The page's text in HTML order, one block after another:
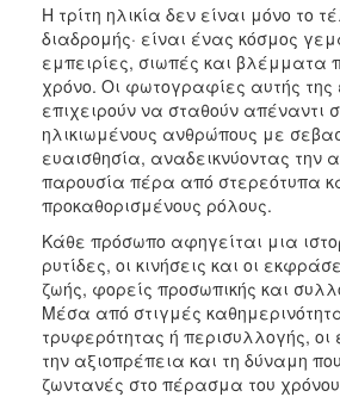
Η τρίτη ηλικία δεν είναι μόνο το
διαδρομής· είναι ένας κόσμος
εμπειρίες, σιωπές και βλέμματα
χρόνο. Οι φωτογραφίες αυτής της
επιχειρούν να σταθούν απέναντι
ηλικιωμένους ανθρώπους με
ευαισθησία, αναδεικνύοντας την
παρουσία πέρα από στερεότυπα
προκαθορισμένους ρόλους.
Κάθε πρόσωπο αφηγείται μια
ρυτίδες, οι κινήσεις και οι
ζωής, φορείς προσωπικής και
Μέσα από στιγμές
τρυφερότητας ή περισυλλογής, οι
την αξιοπρέπεια και τη δύναμη
ζωντανές στο πέρασμα του